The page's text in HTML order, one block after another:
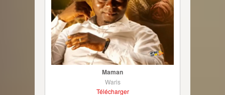
Maman
Waris
Télécharger